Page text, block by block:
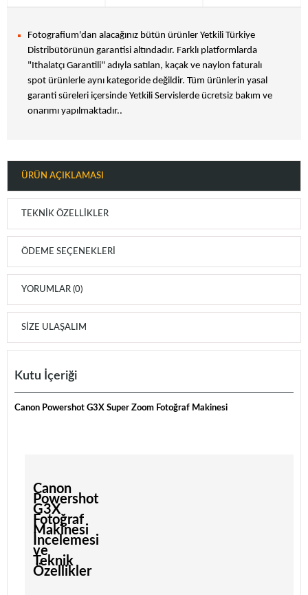
Fotografium'dan alacağınız bütün ürünler Yetkili Türkiye
Distribütörünün garantisi altındadır. Farklı platformlarda
"Ithalatçı Garantili" adıyla satılan, kaçak ve naylon faturalı
spot ürünlerle aynı kategoride değildir. Tüm ürünlerin yasal
garanti süreleri içersinde Yetkili Servislerde ücretsiz bakım ve
onarımı yapılmaktadır..
ÜRÜN AÇIKLAMASI
TEKNIK ÖZELLIKLER
ÖDEME SEÇENEKLERI
YORUMLAR (0)
SIZE ULAŞALIM
Canon
Powershot
G3X
Fotoğraf
Makinesi
İncelemesi
ve
Teknik
Özellikler
Kutu İçeriği
Canon Powershot G3X Super Zoom Fotoğraf Makinesi